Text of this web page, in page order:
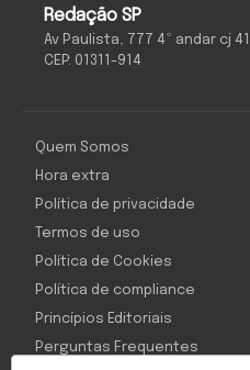
Redação SP
Av Paulista, 777 4º andar cj
CEP: 01311-914
Quem Somos
Hora extra
Política de privacidade
Termos de uso
Política de Cookies
Política de compliance
Princípios Editoriais
Perguntas Frequentes